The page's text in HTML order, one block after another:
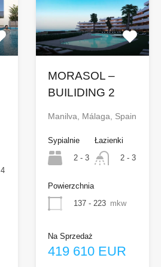
MORASOL –
BUILIDING 2
Manilva, Málaga, Spain
Sypialnie
2 - 3
Łazienki
2 - 3
Powierzchnia
137 - 223 mkw
Na Sprzedaż
419 610 EUR